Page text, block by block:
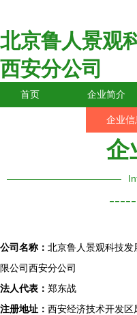
北京鲁人景观
西安分公司
首页 企业简介
企业信
企
公司名称： 北京鲁人景观科技发
限公司西安分公司
法人代表： 郑东战
注册地址： 西安经济技术开发区